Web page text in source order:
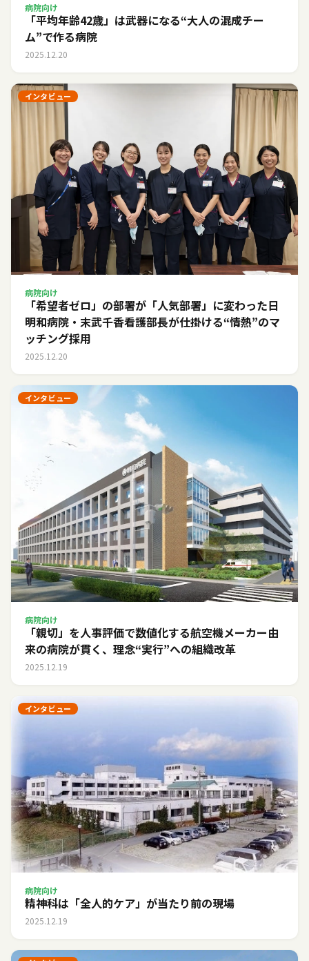
病院向け
「平均年齢42歳」は武器になる――“大人の混成チー
ム”で作る病院
2025.12.20
インタビュー
病院向け
「希望者ゼロ」の部署が「人気部署」に変わった日――
明和病院・末武千香看護部長が仕掛ける“情熱”のマ
ッチング採用
2025.12.20
インタビュー
病院向け
「親切」を人事評価で数値化する――航空機メーカー由
来の病院が貫く、理念“実行”への組織改革
2025.12.19
インタビュー
病院向け
精神科は「全人的ケア」が当たり前の現場
2025.12.19